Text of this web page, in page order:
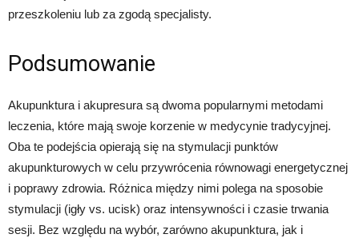
przeszkoleniu lub za zgodą specjalisty.
Podsumowanie
Akupunktura i akupresura są dwoma popularnymi metodami
leczenia, które mają swoje korzenie w medycynie tradycyjnej.
Oba te podejścia opierają się na stymulacji punktów
akupunkturowych w celu przywrócenia równowagi energetycznej
i poprawy zdrowia. Różnica między nimi polega na sposobie
stymulacji (igły vs. ucisk) oraz intensywności i czasie trwania
sesji. Bez względu na wybór, zarówno akupunktura, jak i